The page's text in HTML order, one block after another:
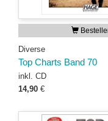
Diverse
Top Charts Band 70
inkl. CD
14,90 €